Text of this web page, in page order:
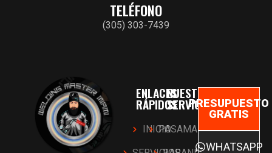
TELÉFONO
(305) 303-7439
ENLACES
RÁPIDOS
INICIO
NUESTROS
SERVICIOS
PASAMANOS
PRESUPUESTO
GRATIS
WHATSAPP